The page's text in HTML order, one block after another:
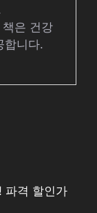
은 건강
합니다.
파격 할인가